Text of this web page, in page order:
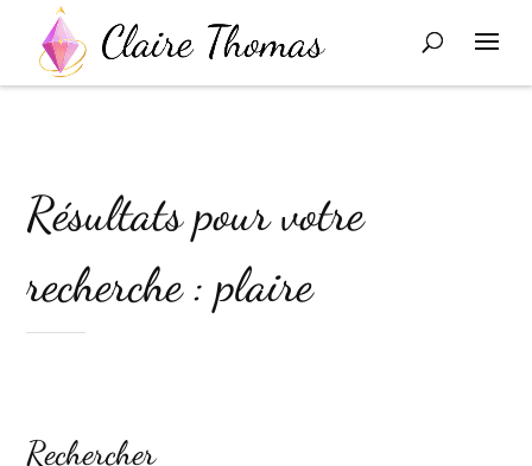
Résultats pour votre
recherche : plaire
Rechercher